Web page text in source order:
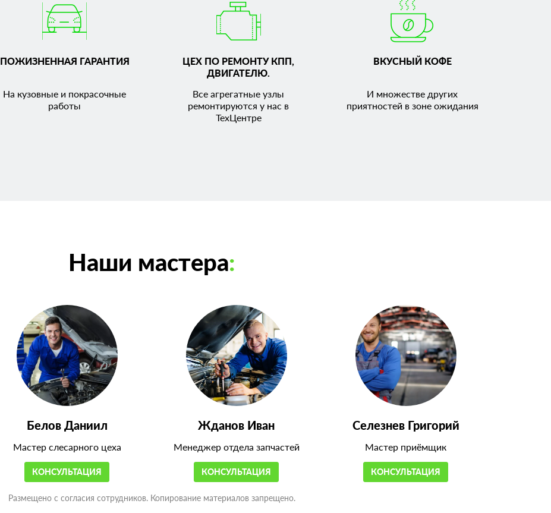
ПОЖИЗНЕННАЯ ГАРАНТИЯ
На кузовные и покрасочные
работы
ЦЕХ ПО РЕМОНТУ КПП,
ДВИГАТЕЛЮ.
Все агрегатные узлы
ремонтируются у нас в
ТехЦентре
ВКУСНЫЙ КОФЕ
И множестве других
приятностей в зоне ожидания
Наши мастера:
Белов Даниил
Мастер слесарного цеха
КОНСУЛЬТАЦИЯ
Жданов Иван
Менеджер отдела запчастей
КОНСУЛЬТАЦИЯ
Селезнев Григорий
Мастер приёмщик
КОНСУЛЬТАЦИЯ
Размещено с согласия сотрудников. Копирование материалов запрещено.